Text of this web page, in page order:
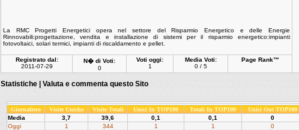
La RMC Progetti Energetici opera nel settore del Risparmio Energetico e delle Energie
Rinnovabili:progettazione, vendita e installazione di sistemi per il risparmio energetico:impianti
fotovoltaici, solari termici, impianti di riscaldamento e pellet.
Registrato dal:
2011-07-29
N� di Voti:
0
Voti oggi:
1
Media Voti:
0 / 5
Page Rank™
Statistiche | Valuta e commenta questo Sito
Giornaliero Visite Uniche Visite Totali Unici In TOP100 Totali In TOP100 Unici Out TOP100
Media
3,7 39,6 0,1 0,1 0
Oggi
1 344 1 1 0